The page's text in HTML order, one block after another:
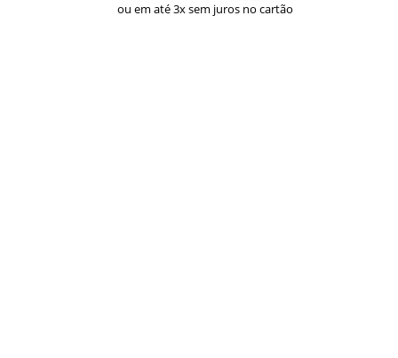
ou em até 3x sem juros no cartão